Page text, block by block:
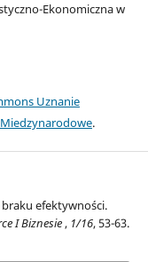
Ekonomiczna w
Uznanie
.
efektywności.
I Biznesie, 1/16, 53-63.